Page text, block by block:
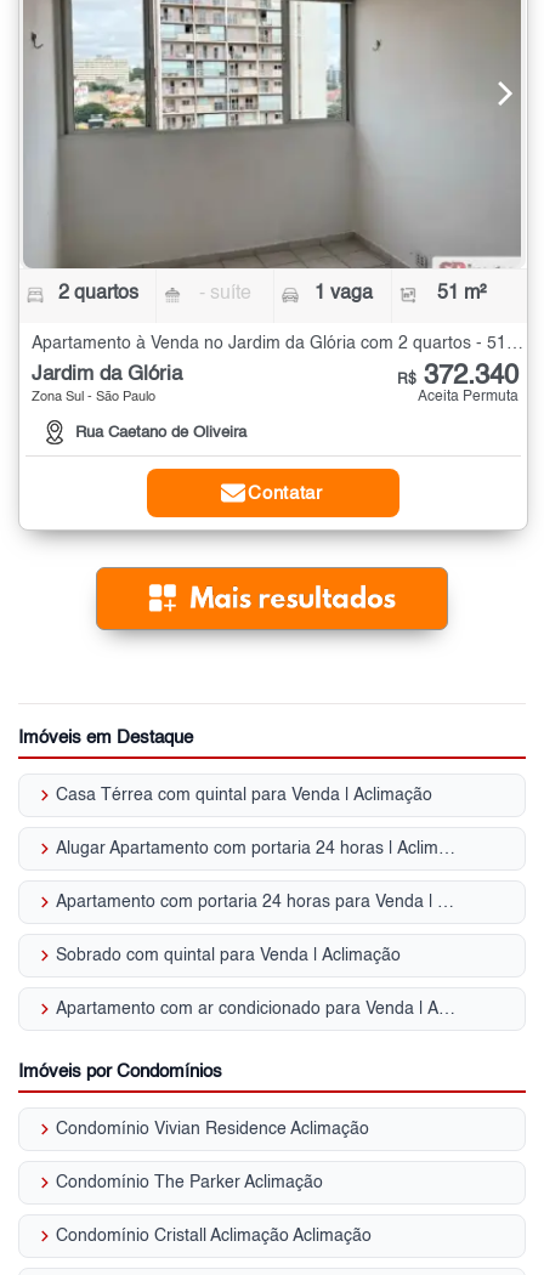
2 quartos - suíte 1 vaga 51 m²
Apartamento à Venda no Jardim da Glória com 2 quartos - 51 m²
Jardim da Glória
Zona Sul - São Paulo
Rua Caetano de Oliveira
R$ 372.340
Aceita Permuta
Contatar
Imóveis em Destaque
keyboard_arrow_right Casa Térrea com quintal para Venda | Aclimação
keyboard_arrow_right Alugar Apartamento com portaria 24 horas | Aclimação
keyboard_arrow_right Apartamento com portaria 24 horas para Venda | Aclimação
keyboard_arrow_right Sobrado com quintal para Venda | Aclimação
keyboard_arrow_right Apartamento com ar condicionado para Venda | Aclimação
Imóveis por Condomínios
keyboard_arrow_right Condomínio Vivian Residence Aclimação
keyboard_arrow_right Condomínio The Parker Aclimação
keyboard_arrow_right Condomínio Cristall Aclimação Aclimação